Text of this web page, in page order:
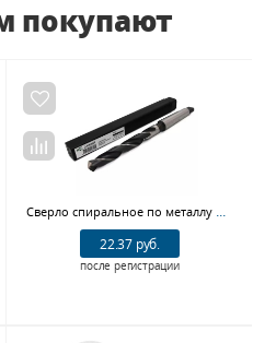
покупают
Сверло спиральное по металлу GARWIN INDUSTRIAL 101608-13,5 (13,5 мм, DIN 345, HSS, 5xD, 118°, KM1, тип N)
22.37 руб.
после регистрации